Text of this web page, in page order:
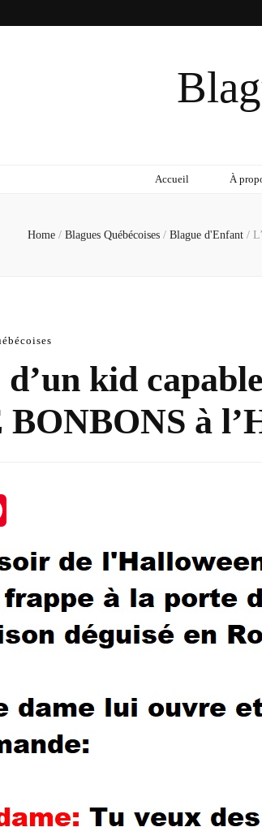
Accueil À
Home / Blagues Québécoises / Blague d'Enfant /
kid
à